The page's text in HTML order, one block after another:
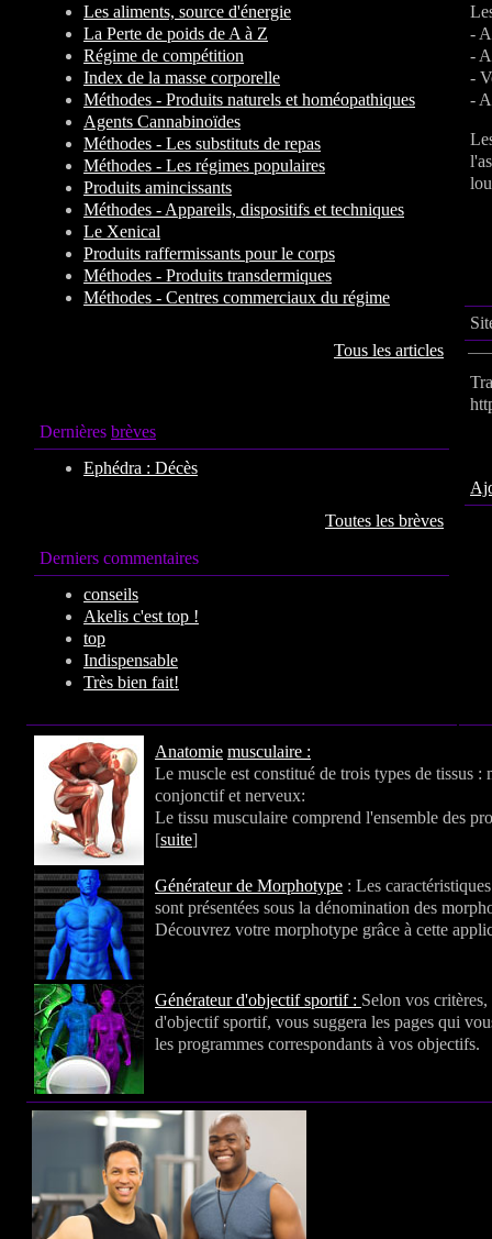
Les aliments, source d'énergie
La Perte de poids de A à Z
Régime de compétition
Index de la masse corporelle
Méthodes - Produits naturels et homéopathiques
Agents Cannabinoïdes
Méthodes - Les substituts de repas
Méthodes - Les régimes populaires
Produits amincissants
Méthodes - Appareils, dispositifs et techniques
Le Xenical
Produits raffermissants pour le corps
Méthodes - Produits transdermiques
Méthodes - Centres commerciaux du régime
Tous les articles
Dernières brèves
Ephédra : Décès
Toutes les brèves
Derniers commentaires
conseils
Akelis c'est top !
top
Indispensable
Très bien fait!
-
-
-
-
Anatomie musculaire :
Le muscle est constitué de trois types de tissus :
conjonctif et nerveux:
Le tissu musculaire comprend l'ensemble des
[suite]
Générateur de Morphotype : Les
sont présentées sous la dénomination des
Découvrez votre morphotype grâce à cette
Générateur d'objectif sportif : Selon vos
d'objectif sportif, vous suggera les pages qui
les programmes correspondants à vos objectifs.